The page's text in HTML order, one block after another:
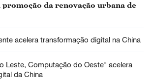
promoção da renovação urbana de
acelera transformação digital na China
Leste, Computação do Oeste" acelera
da China